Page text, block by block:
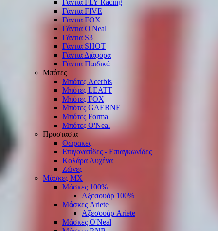
Γάντια FLY Racing
Γάντια FIVE
Γάντια FOX
Γάντια O'Νeal
Γάντια S3
Γάντια SHOT
Γάντια Διάφορα
Γάντια Παιδικά
Μπότες
Μπότες Acerbis
Μπότες LEATT
Μπότες FOX
Μπότες GAERNE
Μπότες Forma
Μπότες O'Neal
Προστασία
Θώρακες
Επιγονατίδες - Επιαγκωνίδες
Κολάρα Αυχένα
Ζώνες
Μάσκες ΜΧ
Μάσκες 100%
Αξεσουάρ 100%
Μάσκες Ariete
Αξεσουάρ Ariete
Μάσκες O'Neal